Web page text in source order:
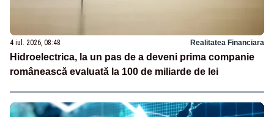
4 iul. 2026, 08:48 Realitatea Financiara
Hidroelectrica, la un pas de a deveni prima companie
românească evaluată la 100 de miliarde de lei